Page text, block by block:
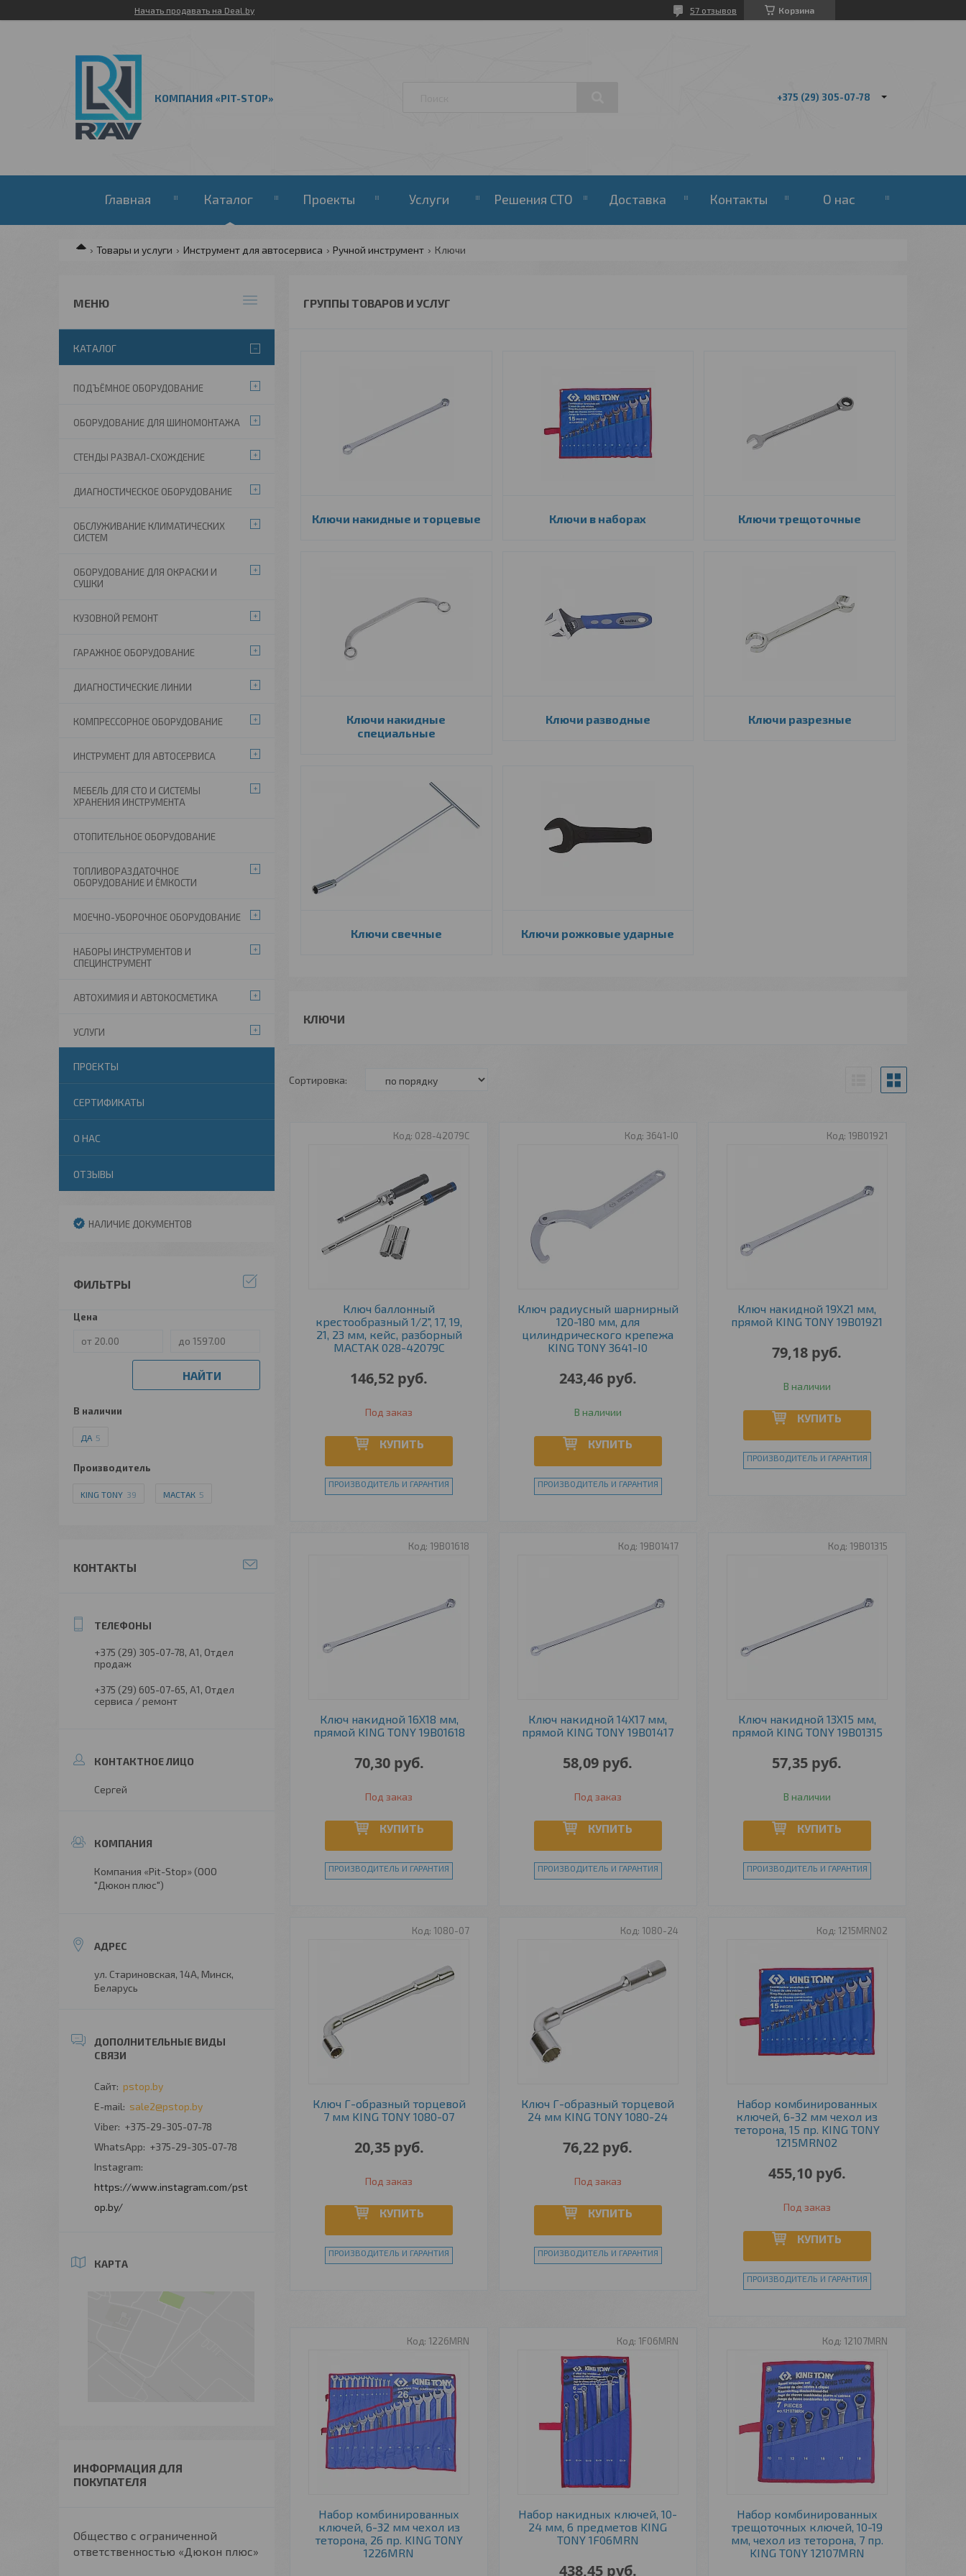
Начать продавать на Deal.by Корзина
57 отзывов
КОМПАНИЯ «PIT-STOP» +375 (29) 305-07-78
Главная Каталог Проекты Услуги Решения СТО Доставка Контакты О нас
Товары и услуги Инструмент для автосервиса Ручной инструмент Ключи
ГРУППЫ ТОВАРОВ И УСЛУГ
Ключи накидные и торцевые Ключи в наборах Ключи трещоточные
Ключи накидные
специальные
Ключи разводные Ключи разрезные
Ключи свечные Ключи рожковые ударные
КЛЮЧИ
028-42079C
Ключ баллонный
крестообразный 1/2", 17, 19,
21, 23 мм, кейс, разборный
МАСТАК 028-42079C
146,52 руб.
Под заказ
КУПИТЬ
ПРОИЗВОДИТЕЛЬ И ГАРАНТИЯ
3641-I0
Ключ радиусный шарнирный
120-180 мм, для
цилиндрического крепежа
KING TONY 3641-I0
243,46 руб.
В наличии
КУПИТЬ
ПРОИЗВОДИТЕЛЬ И ГАРАНТИЯ
19B01921
Ключ накидной 19Х21 мм,
прямой KING TONY 19B01921
79,18 руб.
В наличии
КУПИТЬ
ПРОИЗВОДИТЕЛЬ И ГАРАНТИЯ
19B01618
Ключ накидной 16Х18 мм,
прямой KING TONY 19B01618
70,30 руб.
Под заказ
КУПИТЬ
ПРОИЗВОДИТЕЛЬ И ГАРАНТИЯ
19B01417
Ключ накидной 14Х17 мм,
прямой KING TONY 19B01417
58,09 руб.
Под заказ
КУПИТЬ
ПРОИЗВОДИТЕЛЬ И ГАРАНТИЯ
19B01315
Ключ накидной 13Х15 мм,
прямой KING TONY 19B01315
57,35 руб.
В наличии
КУПИТЬ
ПРОИЗВОДИТЕЛЬ И ГАРАНТИЯ
1080-07
Ключ Г-образный торцевой
7 мм KING TONY 1080-07
20,35 руб.
Под заказ
КУПИТЬ
ПРОИЗВОДИТЕЛЬ И ГАРАНТИЯ
1080-24
Ключ Г-образный торцевой
24 мм KING TONY 1080-24
76,22 руб.
Под заказ
КУПИТЬ
ПРОИЗВОДИТЕЛЬ И ГАРАНТИЯ
1215MRN02
Набор комбинированных
ключей, 6-32 мм чехол из
теторона, 15 пр. KING TONY
1215MRN02
455,10 руб.
Под заказ
КУПИТЬ
ПРОИЗВОДИТЕЛЬ И ГАРАНТИЯ
1226MRN
Набор комбинированных
ключей, 6-32 мм чехол из
теторона, 26 пр. KING TONY
1226MRN
1F06MRN
Набор накидных ключей, 10-
24 мм, 6 предметов KING
TONY 1F06MRN
438,45 руб.
12107MRN
Набор комбинированных
трещоточных ключей, 10-19
мм, чехол из теторона, 7 пр.
KING TONY 12107MRN
КАТАЛОГ
ПОДЪЁМНОЕ ОБОРУДОВАНИЕ
ОБОРУДОВАНИЕ ДЛЯ ШИНОМОНТАЖА
СТЕНДЫ РАЗВАЛ-СХОЖДЕНИЕ
ДИАГНОСТИЧЕСКОЕ ОБОРУДОВАНИЕ
ОБСЛУЖИВАНИЕ КЛИМАТИЧЕСКИХ
СИСТЕМ
ОБОРУДОВАНИЕ ДЛЯ ОКРАСКИ И
СУШКИ
КУЗОВНОЙ РЕМОНТ
ГАРАЖНОЕ ОБОРУДОВАНИЕ
ДИАГНОСТИЧЕСКИЕ ЛИНИИ
КОМПРЕССОРНОЕ ОБОРУДОВАНИЕ
ИНСТРУМЕНТ ДЛЯ АВТОСЕРВИСА
МЕБЕЛЬ ДЛЯ СТО И СИСТЕМЫ
ХРАНЕНИЯ ИНСТРУМЕНТА
ОТОПИТЕЛЬНОЕ ОБОРУДОВАНИЕ
ТОПЛИВОРАЗДАТОЧНОЕ
ОБОРУДОВАНИЕ И ЁМКОСТИ
МОЕЧНО-УБОРОЧНОЕ ОБОРУДОВАНИЕ
НАБОРЫ ИНСТРУМЕНТОВ И
СПЕЦИНСТРУМЕНТ
АВТОХИМИЯ И АВТОКОСМЕТИКА
УСЛУГИ
ПРОЕКТЫ
СЕРТИФИКАТЫ
О НАС
ОТЗЫВЫ
НАЛИЧИЕ ДОКУМЕНТОВ
ФИЛЬТРЫ
Цена
НАЙТИ
В наличии
ДА 5
Производитель
KING TONY 39 МАСТАК 5
КОНТАКТЫ
+375 (29) 305-07-78 А1, Отдел
продаж
+375 (29) 605-07-65 А1, Отдел
сервиса / ремонт
Сергей
Компания «Pit-Stop» (ООО
"Дюкон плюс")
ул. Стариновская, 14А, Минск,
Беларусь
pstop.by
sale2@pstop.by
+375-29-305-07-78
+375-29-305-07-78
Instagram
https://www.instagram.com/pst
op.by/
КАРТА
ИНФОРМАЦИЯ ДЛЯ
ПОКУПАТЕЛЯ
Общество с ограниченной
ответственностью «Дюкон плюс»